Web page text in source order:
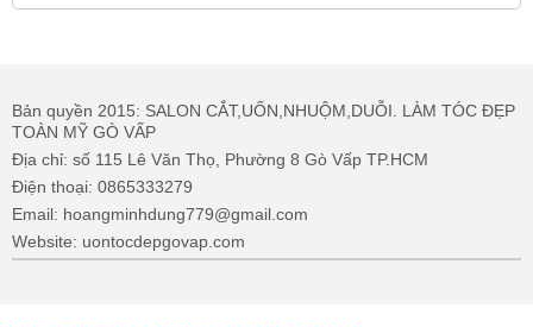
Bản quyền 2015: SALON CẮT,UỐN,NHUỘM,DUỖI. LÀM TÓC ĐẸP
TOÀN MỸ GÒ VẤP
Địa chỉ: số 115 Lê Văn Thọ, Phường 8 Gò Vấp TP.HCM
Điện thoại: 0865333279
Email: hoangminhdung779@gmail.com
Website: uontocdepgovap.com